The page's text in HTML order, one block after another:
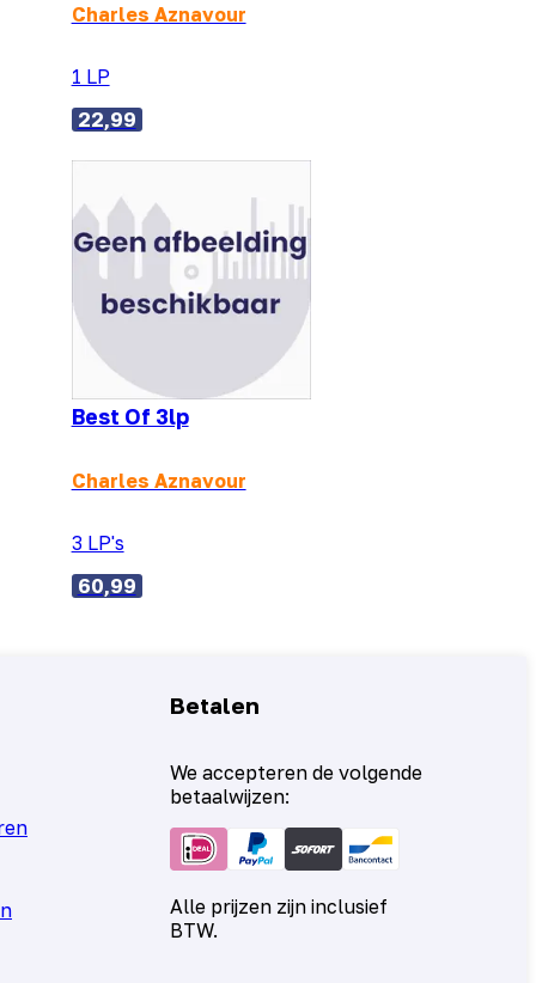
Charles Aznavour
1 LP
22,99
Best Of 3lp
Charles Aznavour
3 LP's
60,99
Betalen
We accepteren de volgende
betaalwijzen:
Alle prijzen zijn inclusief
BTW.